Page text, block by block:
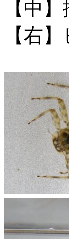
【中
【右